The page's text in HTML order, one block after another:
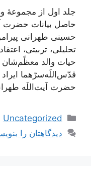
جلد اول از مجموعۀ
حاصل بیانات حضرت
حسینی طهرانی
تحلیلی، تربیتی،
حیات والد
قدّس‌اللَه‌سرّهما
حضرت آیت‌اللَه
دسته‌ها
Uncategorized
دیدگاهتان را